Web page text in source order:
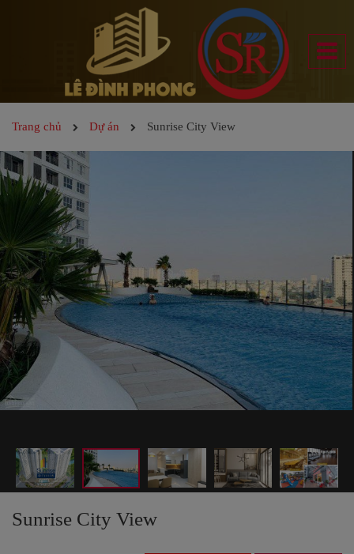
Trang chủ Dự án Sunrise City View
Sunrise City View